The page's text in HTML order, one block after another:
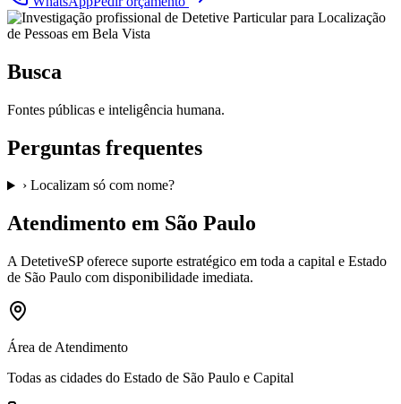
Busca
Fontes públicas e inteligência humana.
Perguntas frequentes
› Localizam só com nome?
Atendimento em São Paulo
A DetetiveSPoferece suporte estratégico em toda a capital e Estado
de São Paulo com disponibilidade imediata.
Área de Atendimento
Todas as cidades do Estado de São Paulo e Capital